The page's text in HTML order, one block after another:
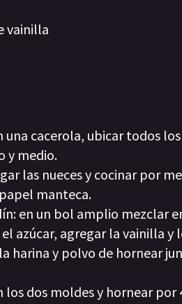
vainilla
una cacerola, ubicar todos
y medio.
las nueces y cocinar por
manteca.
en un bol amplio mezclar
azúcar, agregar la vainilla y
harina y polvo de hornear
los dos moldes y hornear por